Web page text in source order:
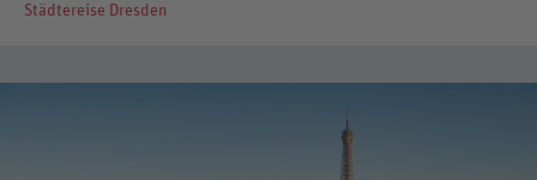
Städtereise Dresden